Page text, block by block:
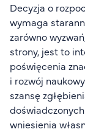
Decyzja o
wymaga
zarówno
strony, jest to
poświęcenia
i rozwój
szansę
wniesienia